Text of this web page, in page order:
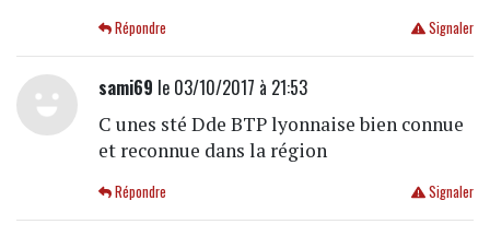
Signaler
Répondre
sami69 le 03/10/2017 à 21:53
C unes sté Dde BTP lyonnaise bien connue
et reconnue dans la région
Signaler
Répondre